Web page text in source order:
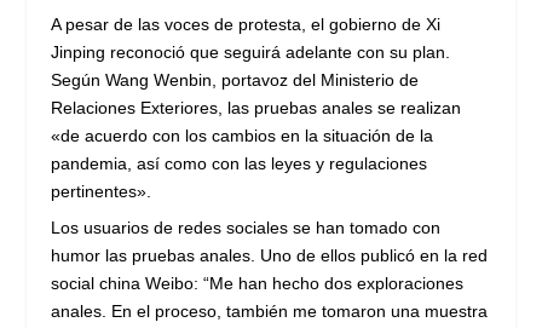
A pesar de las voces de protesta, el gobierno de Xi
Jinping reconoció que seguirá adelante con su plan.
Según Wang Wenbin, portavoz del Ministerio de
Relaciones Exteriores, las pruebas anales se realizan
«de acuerdo con los cambios en la situación de la
pandemia, así como con las leyes y regulaciones
pertinentes».
Los usuarios de redes sociales se han tomado con
humor las pruebas anales. Uno de ellos publicó en la red
social china Weibo: “Me han hecho dos exploraciones
anales. En el proceso, también me tomaron una muestra